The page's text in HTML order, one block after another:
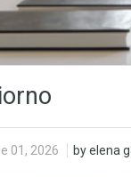
01, 2026 by elena